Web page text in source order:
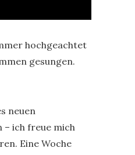
hochgeachtet
gesungen.
neuen
– ich freue mich
Eine Woche